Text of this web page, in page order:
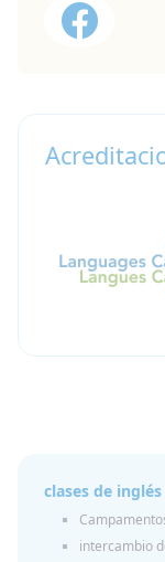
clases de inglés
intercambio